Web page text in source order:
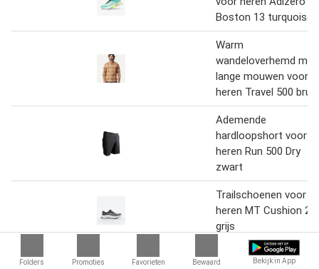
Folders Promoties Favorieten Bewaard Bekijk in App
Boston 13 turquoise
Warm
wandeloverhemd met
lange mouwen voor
heren Travel 500 bruin
Ademende
hardloopshort voor
heren Run 500 Dry
zwart
Trailschoenen voor
heren MT Cushion 2
grijs
Hardloopschoenen